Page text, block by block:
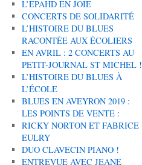
L’EPAHD EN JOIE
CONCERTS DE SOLIDARITÉ
L’HISTOIRE DU BLUES
RACONTÉE AUX ÉCOLIERS
EN AVRIL : 2 CONCERTS AU
PETIT-JOURNAL ST MICHEL !
L’HISTOIRE DU BLUES À
L’ÉCOLE
BLUES EN AVEYRON 2019 :
LES POINTS DE VENTE :
RICKY NORTON ET FABRICE
EULRY
DUO CLAVECIN PIANO !
ENTREVUE AVEC JEANE